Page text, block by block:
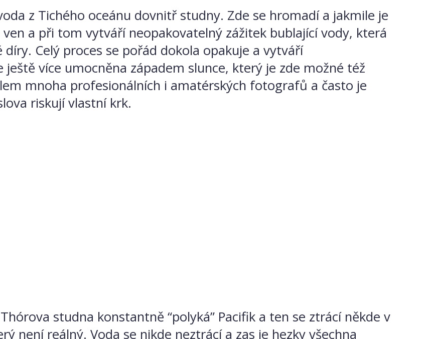
z Tichého oceánu dovnitř studny. Zde se hromadí a jakmile je
a při tom vytváří neopakovatelný zážitek bublající vody, která
Celý proces se pořád dokola opakuje a vytváří
více umocněna západem slunce, který je zde možné též
mnoha profesionálních i amatérských fotografů a často je
riskují vlastní krk.
studna konstantně “polyká” Pacifik a ten se ztrácí někde v
není reálný. Voda se nikde neztrácí a zas je hezky všechna